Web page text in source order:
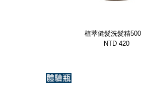
植萃健髮洗髮精
NTD 420